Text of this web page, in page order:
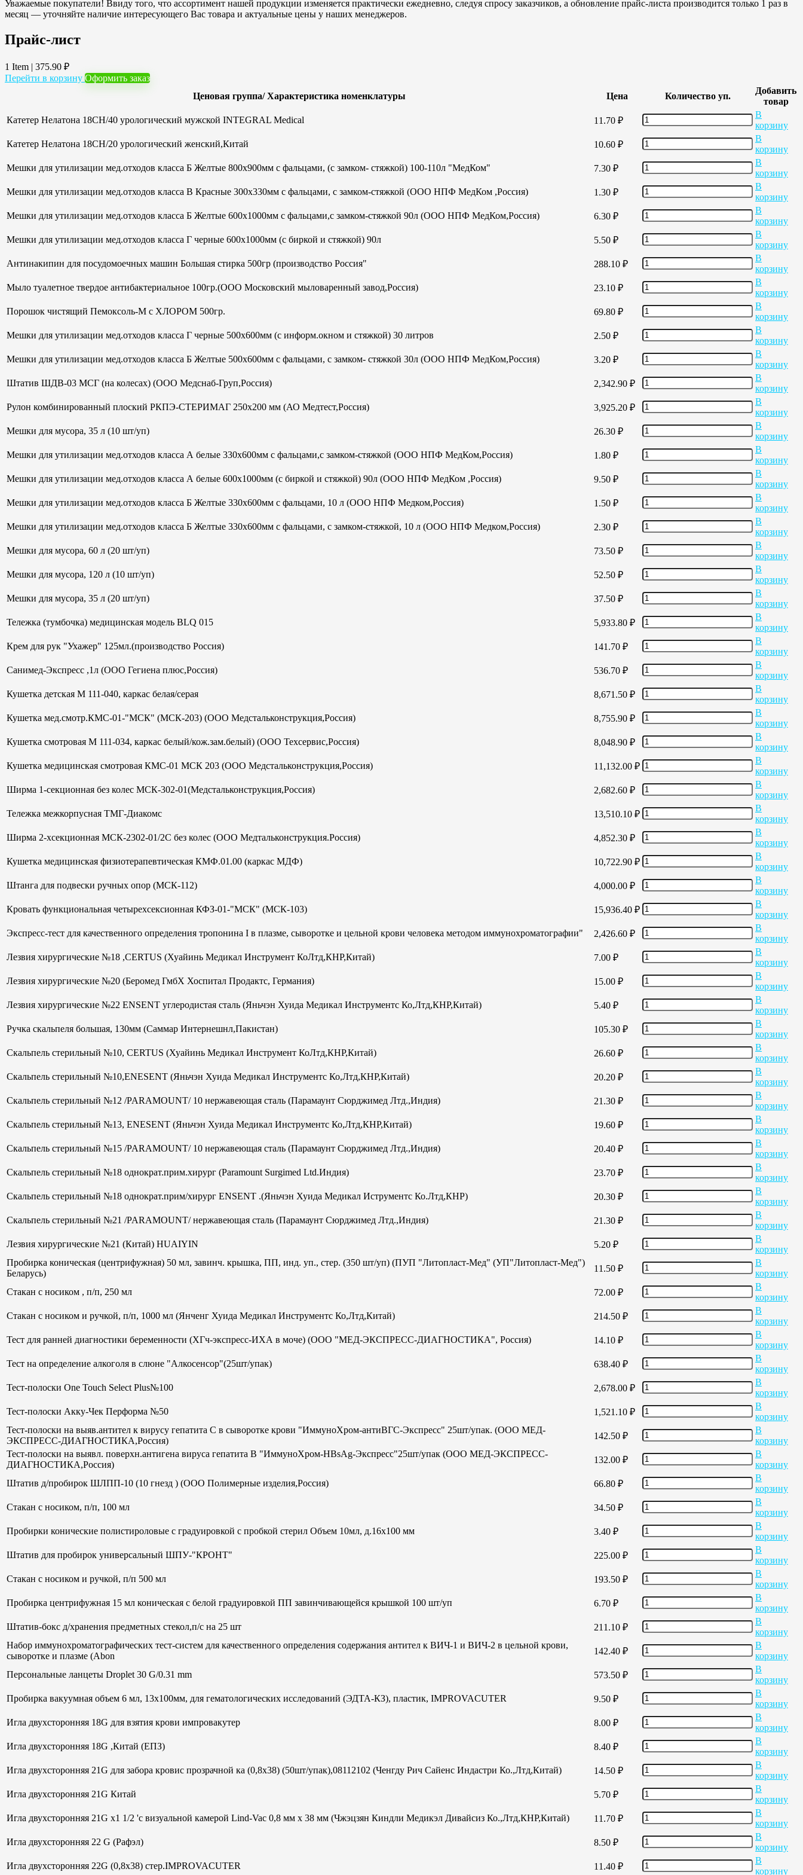
Уважаемые покупатели! Ввиду того, что ассортимент нашей продукции изменяется практически ежедневно, следуя спросу заказчиков, а обновление прайс-листа производится только 1 раз в
месяц — уточняйте наличие интересующего Вас товара и актуальные цены у наших менеджеров.
Прайс-лист
1 Item | 375.90 ₽
Перейти в корзину Оформить заказ
Ценовая группа/ Характеристика номенклатуры
Цена Количество уп.
Добавить
товар
Катетер Нелатона 18CH/40 урологический мужской INTEGRAL Medical
11.70 ₽
В
корзину
Катетер Нелатона 18CH/20 урологический женский,Китай
10.60 ₽
В
корзину
Мешки для утилизации мед.отходов класса Б Желтые 800х900мм с фальцами, (с замком- стяжкой) 100-110л "МедКом"
7.30 ₽
В
корзину
Мешки для утилизации мед.отходов класса В Красные 300х330мм с фальцами, с замком-стяжкой (ООО НПФ МедКом ,Россия)
1.30 ₽
В
корзину
Мешки для утилизации мед.отходов класса Б Желтые 600х1000мм с фальцами,с замком-стяжкой 90л (ООО НПФ МедКом,Россия)
6.30 ₽
В
корзину
Мешки для утилизации мед.отходов класса Г черные 600х1000мм (с биркой и стяжкой) 90л
5.50 ₽
В
корзину
Антинакипин для посудомоечных машин Большая стирка 500гр (производство Россия"
288.10 ₽
В
корзину
Мыло туалетное твердое антибактериальное 100гр.(ООО Московский мыловаренный завод,Россия)
23.10 ₽
В
корзину
Порошок чистящий Пемоксоль-М с ХЛОРОМ 500гр.
69.80 ₽
В
корзину
Мешки для утилизации мед.отходов класса Г черные 500х600мм (с информ.окном и стяжкой) 30 литров
2.50 ₽
В
корзину
Мешки для утилизации мед.отходов класса Б Желтые 500х600мм с фальцами, с замком- стяжкой 30л (ООО НПФ МедКом,Россия)
3.20 ₽
В
корзину
Штатив ШДВ-03 МСГ (на колесах) (ООО Медснаб-Груп,Россия)
2,342.90 ₽
В
корзину
Рулон комбинированный плоский РКПЭ-СТЕРИМАГ 250х200 мм (АО Медтест,Россия)
3,925.20 ₽
В
корзину
Мешки для мусора, 35 л (10 шт/уп)
26.30 ₽
В
корзину
Мешки для утилизации мед.отходов класса А белые 330х600мм с фальцами,с замком-стяжкой (ООО НПФ МедКом,Россия)
1.80 ₽
В
корзину
Мешки для утилизации мед.отходов класса А белые 600х1000мм (с биркой и стяжкой) 90л (ООО НПФ МедКом ,Россия)
9.50 ₽
В
корзину
Мешки для утилизации мед.отходов класса Б Желтые 330х600мм с фальцами, 10 л (ООО НПФ Медком,Россия)
1.50 ₽
В
корзину
Мешки для утилизации мед.отходов класса Б Желтые 330х600мм с фальцами, с замком-стяжкой, 10 л (ООО НПФ Медком,Россия)
2.30 ₽
В
корзину
Мешки для мусора, 60 л (20 шт/уп)
73.50 ₽
В
корзину
Мешки для мусора, 120 л (10 шт/уп)
52.50 ₽
В
корзину
Мешки для мусора, 35 л (20 шт/уп)
37.50 ₽
В
корзину
Тележка (тумбочка) медицинская модель BLQ 015
5,933.80 ₽
В
корзину
Крем для рук "Ухажер" 125мл.(производство Россия)
141.70 ₽
В
корзину
Санимед-Экспресс ,1л (ООО Гегиена плюс,Россия)
536.70 ₽
В
корзину
Кушетка детская М 111-040, каркас белая/серая
8,671.50 ₽
В
корзину
Кушетка мед.смотр.КМС-01-"МСК" (МСК-203) (ООО Медстальконструкция,Россия)
8,755.90 ₽
В
корзину
Кушетка смотровая М 111-034, каркас белый/кож.зам.белый) (ООО Техсервис,Россия)
8,048.90 ₽
В
корзину
Кушетка медицинская смотровая КМС-01 МСК 203 (ООО Медстальконструкция,Россия)
11,132.00 ₽
В
корзину
Ширма 1-секционная без колес МСК-302-01(Медстальконструкция,Россия)
2,682.60 ₽
В
корзину
Тележка межкорпусная ТМГ-Диакомс
13,510.10 ₽
В
корзину
Ширма 2-хсекционная МСК-2302-01/2С без колес (ООО Медтальконструкция.Россия)
4,852.30 ₽
В
корзину
Кушетка медицинская физиотерапевтическая КМФ.01.00 (каркас МДФ)
10,722.90 ₽
В
корзину
Штанга для подвески ручных опор (МСК-112)
4,000.00 ₽
В
корзину
Кровать функциональная четырехсексионная КФЗ-01-"МСК" (МСК-103)
15,936.40 ₽
В
корзину
Экспресс-тест для качественного определения тропонина I в плазме, сыворотке и цельной крови человека методом иммунохроматографии"
2,426.60 ₽
В
корзину
Лезвия хирургические №18 ,CERTUS (Хуайинь Медикал Инструмент КоЛтд,КНР,Китай)
7.00 ₽
В
корзину
Лезвия хирургические №20 (Беромед ГмбХ Хоспитал Продактс, Германия)
15.00 ₽
В
корзину
Лезвия хирургические №22 ENSENT углеродистая сталь (Яньчэн Хуида Медикал Инструментс Ко,Лтд,КНР,Китай)
5.40 ₽
В
корзину
Ручка скальпеля большая, 130мм (Саммар Интернешнл,Пакистан)
105.30 ₽
В
корзину
Скальпель стерильный №10, CERTUS (Хуайинь Медикал Инструмент КоЛтд,КНР,Китай)
26.60 ₽
В
корзину
Скальпель стерильный №10,ENESENT (Яньчэн Хуида Медикал Инструментс Ко,Лтд,КНР,Китай)
20.20 ₽
В
корзину
Скальпель стерильный №12 /PARAMOUNT/ 10 нержавеющая сталь (Парамаунт Сюрджимед Лтд.,Индия)
21.30 ₽
В
корзину
Скальпель стерильный №13, ENESENT (Яньчэн Хуида Медикал Инструментс Ко,Лтд,КНР,Китай)
19.60 ₽
В
корзину
Скальпель стерильный №15 /PARAMOUNT/ 10 нержавеющая сталь (Парамаунт Сюрджимед Лтд.,Индия)
20.40 ₽
В
корзину
Скальпель стерильный №18 однократ.прим.хирург (Paramount Surgimed Ltd.Индия)
23.70 ₽
В
корзину
Скальпель стерильный №18 однократ.прим/хирург ENSENT .(Яньчэн Хуида Медикал Иструментс Ко.Лтд,КНР)
20.30 ₽
В
корзину
Скальпель стерильный №21 /PARAMOUNT/ нержавеющая сталь (Парамаунт Сюрджимед Лтд.,Индия)
21.30 ₽
В
корзину
Лезвия хирургические №21 (Китай) HUAIYIN
5.20 ₽
В
корзину
Пробирка коническая (центрифужная) 50 мл, завинч. крышка, ПП, инд. уп., стер. (350 шт/уп) (ПУП "Литопласт-Мед" (УП"Литопласт-Мед")
Беларусь)
11.50 ₽
В
корзину
Стакан с носиком , п/п, 250 мл
72.00 ₽
В
корзину
Стакан с носиком и ручкой, п/п, 1000 мл (Янченг Хуида Медикал Инструментс Ко,Лтд,Китай)
214.50 ₽
В
корзину
Тест для ранней диагностики беременности (ХГч-экспресс-ИХА в моче) (ООО "МЕД-ЭКСПРЕСС-ДИАГНОСТИКА", Россия)
14.10 ₽
В
корзину
Тест на определение алкоголя в слюне "Алкосенсор"(25шт/упак)
638.40 ₽
В
корзину
Тест-полоски One Touch Select Plus№100
2,678.00 ₽
В
корзину
Тест-полоски Акку-Чек Перформа №50
1,521.10 ₽
В
корзину
Тест-полоски на выяв.антител к вирусу гепатита С в сыворотке крови "ИммуноХром-антиВГС-Экспресс" 25шт/упак. (ООО МЕД-
ЭКСПРЕСС-ДИАГНОСТИКА,Россия)
142.50 ₽
В
корзину
Тест-полоски на выявл. поверхн.антигена вируса гепатита В "ИммуноХром-HBsAg-Экспресс"25шт/упак (ООО МЕД-ЭКСПРЕСС-
ДИАГНОСТИКА,Россия)
132.00 ₽
В
корзину
Штатив д/пробирок ШЛПП-10 (10 гнезд ) (ООО Полимерные изделия,Россия)
66.80 ₽
В
корзину
Стакан с носиком, п/п, 100 мл
34.50 ₽
В
корзину
Пробирки конические полистироловые с градуировкой с пробкой стерил Объем 10мл, д.16х100 мм
3.40 ₽
В
корзину
Штатив для пробирок универсальный ШПУ-"КРОНТ"
225.00 ₽
В
корзину
Стакан с носиком и ручкой, п/п 500 мл
193.50 ₽
В
корзину
Пробирка центрифужная 15 мл коническая с белой градуировкой ПП завинчивающейся крышкой 100 шт/уп
6.70 ₽
В
корзину
Штатив-бокс д/хранения предметных стекол,п/с на 25 шт
211.10 ₽
В
корзину
Набор иммунохроматографических тест-систем для качественного определения содержания антител к ВИЧ-1 и ВИЧ-2 в цельной крови,
сыворотке и плазме (Abon
142.40 ₽
В
корзину
Персональные ланцеты Droplet 30 G/0.31 mm
573.50 ₽
В
корзину
Пробирка вакуумная объем 6 мл, 13х100мм, для гематологических исследований (ЭДТА-КЗ), пластик, IMPROVACUTER
9.50 ₽
В
корзину
Игла двухсторонняя 18G для взятия крови импровакутер
8.00 ₽
В
корзину
Игла двухсторонняя 18G ,Китай (ЕПЗ)
8.40 ₽
В
корзину
Игла двухсторонняя 21G для забора кровис прозрачной ка (0,8х38) (50шт/упак),08112102 (Ченгду Рич Сайенс Индастри Ко.,Лтд,Китай)
14.50 ₽
В
корзину
Игла двухсторонняя 21G Китай
5.70 ₽
В
корзину
Игла двухсторонняя 21G х1 1/2 'с визуальной камерой Lind-Vac 0,8 мм х 38 мм (Чжэцзян Киндли Медикэл Дивайсиз Ко.,Лтд,КНР,Китай)
11.70 ₽
В
корзину
Игла двухсторонняя 22 G (Рафэл)
8.50 ₽
В
корзину
Игла двухсторонняя 22G (0,8х38) стер.IMPROVACUTER
11.40 ₽
В
корзину